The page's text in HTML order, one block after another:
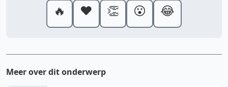
🔥 ❤️ 👏 😮 😂
Meer over dit onderwerp